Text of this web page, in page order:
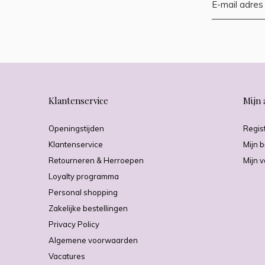
Klantenservice
Openingstijden
Klantenservice
Retourneren & Herroepen
Loyalty programma
Personal shopping
Zakelijke bestellingen
Privacy Policy
Algemene voorwaarden
Vacatures
Mijn
Mijn
Mijn